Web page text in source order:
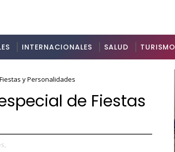
INTERNACIONALES SALUD TURISMO
y Personalidades
de Fiestas